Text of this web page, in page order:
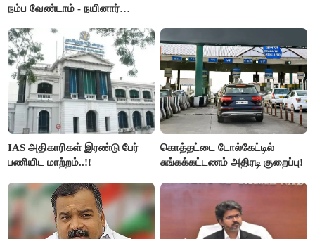
நம்ப வேண்டாம் - நயினார்
IAS அதிகாரிகள் இரண்டு பேர்
பணியிட மாற்றம்..!!
கொத்தட்டை டோல்கேட்டில்
சுங்கக்கட்டணம் அதிரடி குறைப்பு!